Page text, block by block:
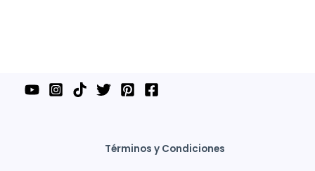
Términos y Condiciones